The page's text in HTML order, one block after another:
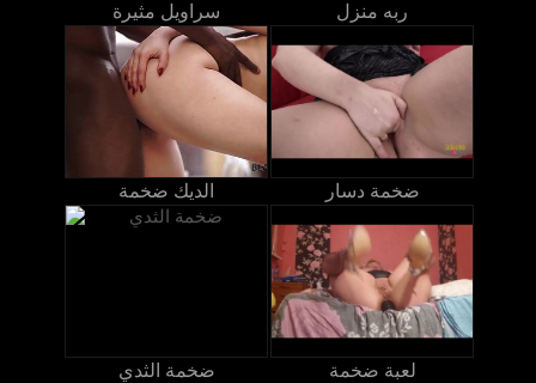
سراويل مثيرة ربه منزل
الديك ضخمة ضخمة دسار
ضخمة الثدي لعبة ضخمة